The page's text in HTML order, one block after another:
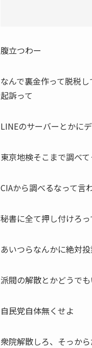
腹立つわー
なんで裏金作って脱税
起訴って
LINEのサーバーとかに
東京地検そこまで調べて
CIAから調べるなって言
秘書に全て押し付けろっ
あいつらなんかに絶対
派閥の解散とかどうで
自民党自体無くせよ
衆院解散しろ、そっか